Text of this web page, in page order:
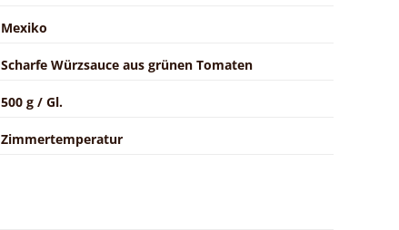
Mexiko
Scharfe Würzsauce aus grünen Tomaten
500 g / Gl.
Zimmertemperatur